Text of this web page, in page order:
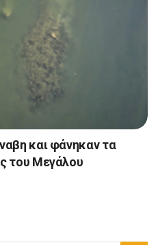
και φάνηκαν τα
του Μεγάλου